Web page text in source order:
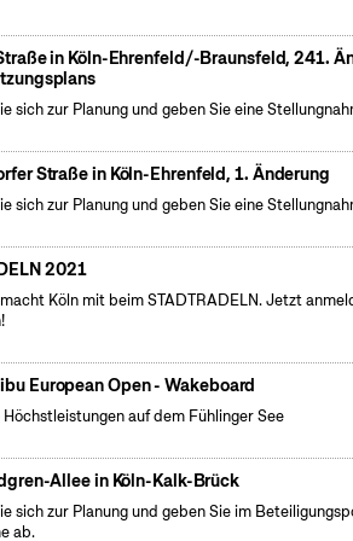
in Köln-Ehrenfeld/-Braunsfeld, 241.
sich zur Planung und geben Sie eine
Straße in Köln-Ehrenfeld, 1. Änderung
sich zur Planung und geben Sie eine
2021
Köln mit beim STADTRADELN. Jetzt
European Open - Wakeboard
auf dem Fühlinger See
Allee in Köln-Kalk-Brück
sich zur Planung und geben Sie im
ab.